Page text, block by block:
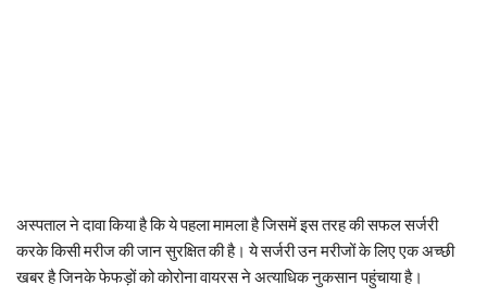
अस्पताल ने दावा किया है कि ये पहला मामला है जिसमें इस तरह की सफल सर्जरी
करके किसी मरीज की जान सुरक्षित की है। ये सर्जरी उन मरीजों के लिए एक अच्छी
खबर है जिनके फेफड़ों को कोरोना वायरस ने अत्याधिक नुकसान पहुंचाया है।